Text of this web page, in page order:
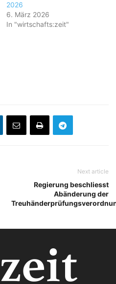
2026
6. März 2026
In "wirtschafts:zeit"
Next article
Regierung beschliesst
Abänderung der